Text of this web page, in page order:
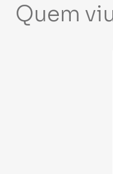
Quem